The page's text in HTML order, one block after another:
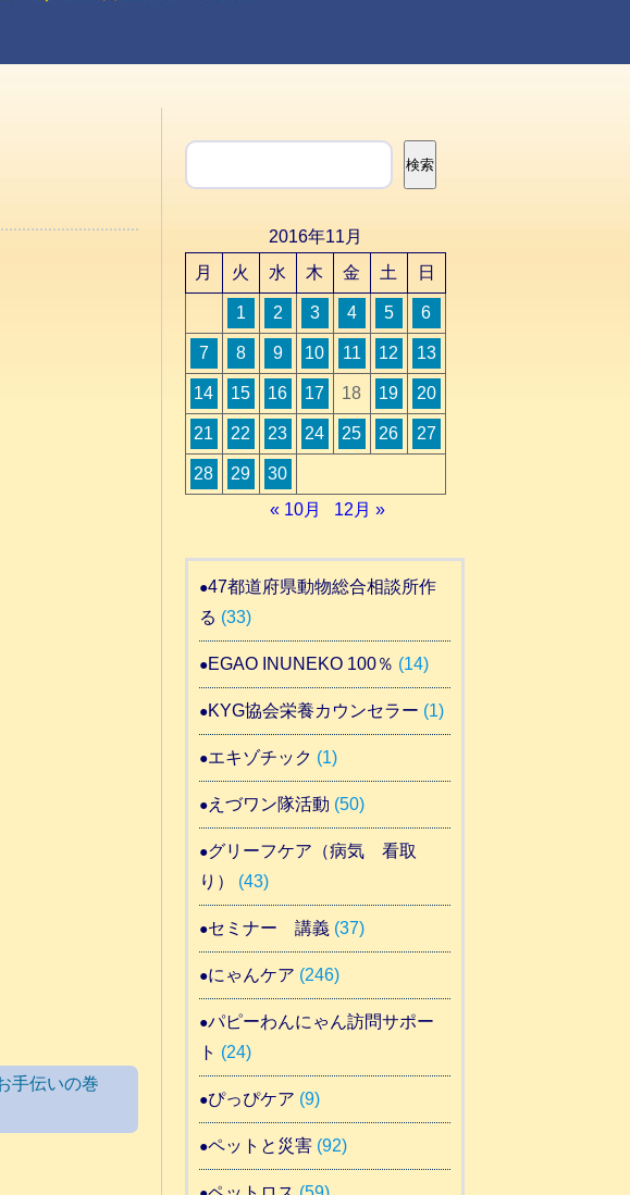
手伝いの巻
検索
検索
2016年11月
月
火 水 木 金 土 日
1 2 3 4 5 6
7 8 9 10 11 12 13
14 15 16 17 18 19 20
21 22 23 24 25 26 27
28 29
30
« 10月
12月 »
47都道府県動物総合相談所作
る (33)
EGAO INUNEKO 100％ (14)
KYG協会栄養カウンセラー (1)
エキゾチック (1)
えづワン隊活動 (50)
グリーフケア（病気 看取
り）
(43)
セミナー 講義(37)
にゃんケア (246)
パピーわんにゃん訪問サポー
ト (24)
ぴっぴケア (9)
ペットと災害(92)